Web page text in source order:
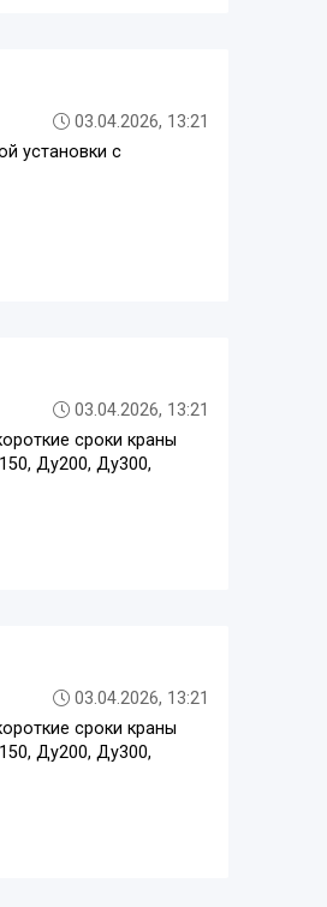
03.04.2026, 13:21
установки с
03.04.2026, 13:21
сроки краны
Ду200, Ду300,
03.04.2026, 13:21
сроки краны
Ду200, Ду300,